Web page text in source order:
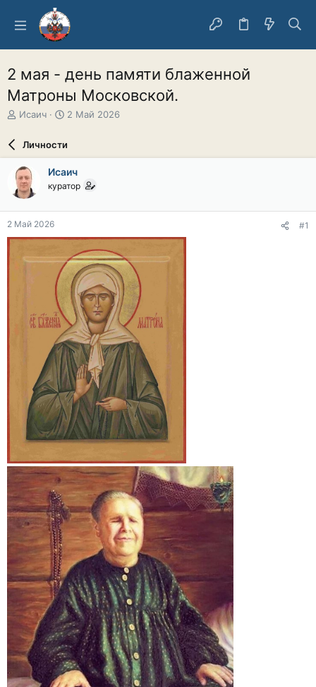
2 мая - день памяти блаженной
Матроны Московской.
А
о
р
т
е
м
ы
Исаич
Д
а
а
ч
л
2 Май 2026
Личности
Исаич
куратор
2 Май 2026 #1